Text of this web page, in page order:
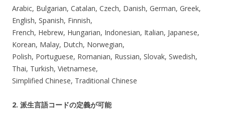
Arabic, Bulgarian, Catalan, Czech, Danish, German, Greek,
English, Spanish, Finnish,
French, Hebrew, Hungarian, Indonesian, Italian, Japanese,
Korean, Malay, Dutch, Norwegian,
Polish, Portuguese, Romanian, Russian, Slovak, Swedish,
Thai, Turkish, Vietnamese,
Simplified Chinese, Traditional Chinese
2. 派生言語コードの定義が可能